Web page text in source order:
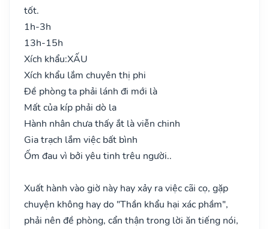
tốt.
1h-3h
13h-15h
Xích khẩu:XẤU
Xích khẩu lắm chuyên thị phi
Đề phòng ta phải lánh đi mới là
Mất của kíp phải dò la
Hành nhân chưa thấy ắt là viễn chinh
Gia trạch lắm việc bất bình
Ốm đau vì bởi yêu tinh trêu người..
Xuất hành vào giờ này hay xảy ra việc cãi cọ, gặp
chuyện không hay do "Thần khẩu hại xác phầm",
phải nên đề phòng, cẩn thận trong lời ăn tiếng nói,